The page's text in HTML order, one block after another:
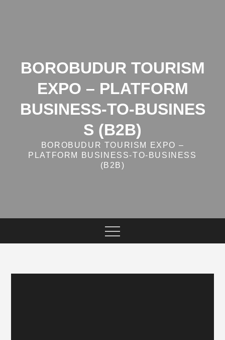
BOROBUDUR TOURISM
EXPO – PLATFORM
BUSINESS‑TO‑BUSINES
S (B2B)
BOROBUDUR TOURISM EXPO –
PLATFORM BUSINESS‑TO‑BUSINESS
(B2B)